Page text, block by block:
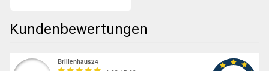
Kundenbewertungen